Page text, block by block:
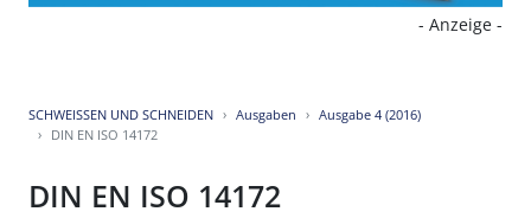
- Anzeige -
SCHWEISSEN UND SCHNEIDEN Ausgaben
Ausgabe 4 (2016)
DIN EN ISO 14172
DIN EN ISO 14172